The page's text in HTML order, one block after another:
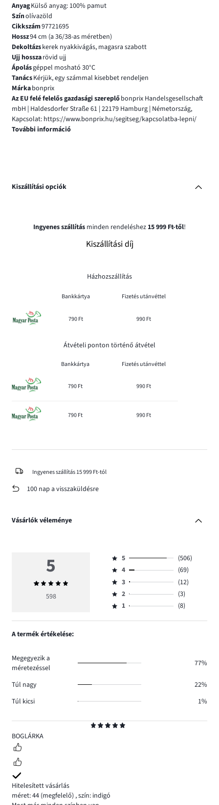
AnyagKülső anyag: 100% pamut
Színolívazöld
Cikkszám97721695
Hossz94 cm (a 36/38-as méretben)
Dekoltázskerek nyakkivágás, magasra szabott
Ujj hosszarövid ujj
Ápolásgéppel mosható 30°C
TanácsKérjük, egy számmal kisebbet rendeljen
Márkabonprix
Az EU felé felelős gazdasági szereplőbonprix Handelsgesellschaft
mbH | Haldesdorfer Straße 61 | 22179 Hamburg | Németország,
Kapcsolat: https://www.bonprix.hu/segitseg/kapcsolatba-lepni/
További információ
Kiszállítási opciók
Ingyenes szállítás minden rendeléshez 15 999 Ft-től!
Kiszállítási díj
Házhozszállítás
Bankkártya Fizetés utánvéttel
790 Ft 990 Ft
Átvételi ponton történő átvétel
Bankkártya Fizetés utánvéttel
790 Ft 990 Ft
790 Ft 990 Ft
Ingyenes szállítás 15 999 Ft-tól
100 nap a visszaküldésre
Vásárlók véleménye
5
BOGLÁRKA
Hitelesített vásárlás
méret: 44 (megfelelő) ,szín: indigó
5
Átlagos
értékelés
598
Osztályzat
5,
szavazatok
száma
506.
5
(506)
Osztályzat
4,
szavazatok
száma
4
(69)
Osztályzat
3,
szavazatok
3
(12)
Osztályzat
2,
2
(3)
Osztályzat
1,
1 (8)
A termék értékelése:
Megegyezik a
méretezéssel
77%
Túl nagy
22%
Túl kicsi
1%